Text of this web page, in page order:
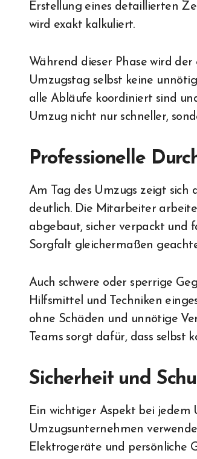
Erstellung eines detaillierten
wird exakt kalkuliert.
Während dieser Phase wird
Umzugstag selbst keine
alle Abläufe koordiniert sind
Umzug nicht nur schneller,
Professionelle
Am Tag des Umzugs zeigt
deutlich. Die Mitarbeiter
abgebaut, sicher verpackt und
Sorgfalt gleichermaßen
Auch schwere oder sperrige
Hilfsmittel und Techniken
ohne Schäden und unnötige
Teams sorgt dafür, dass selbst
Sicherheit und
Ein wichtiger Aspekt bei jedem
Umzugsunternehmen
Elektrogeräte und persönliche